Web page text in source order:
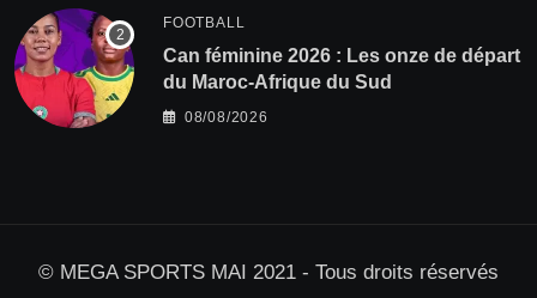
FOOTBALL
‎Can féminine 2026 : Les onze de départ
du Maroc-Afrique du Sud
08/08/2026
© MEGA SPORTS MAI 2021 - Tous droits réservés